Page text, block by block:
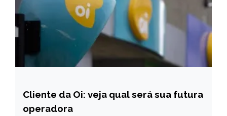
BRASIL
CAPELINHA
Cliente da Oi: veja qual será sua futura
operadora